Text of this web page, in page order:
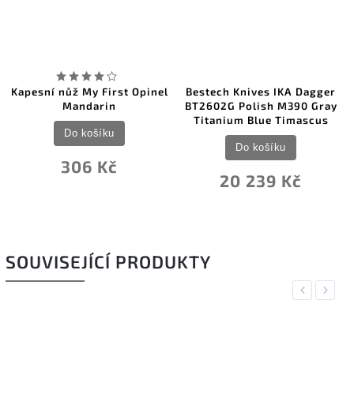
Kapesní nůž My First Opinel
Mandarin
306 Kč
Do košíku
Bestech Knives IKA Dagger
BT2602G Polish M390 Gray
Titanium Blue Timascus
20 239 Kč
Do košíku
SOUVISEJÍCÍ PRODUKTY
Previous
Next